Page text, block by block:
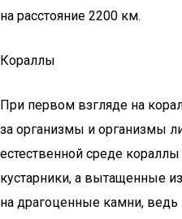
на расстояние 2200 км.
Кораллы
При первом взгляде на
за организмы и организмы
естественной среде
кустарники, а вытащенные
на драгоценные камни, ведь